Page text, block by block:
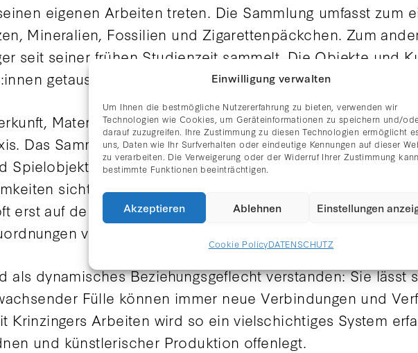
Einwilligung verwalten
Um Ihnen die bestmögliche Nutzererfahrung zu bieten, verwenden wir
Technologien wie Cookies, um Geräteinformationen zu speichern und/
darauf zuzugreifen. Ihre Zustimmung zu diesen Technologien ermöglicht
uns, Daten wie Ihr Surfverhalten oder eindeutige Kennungen auf dieser
zu verarbeiten. Die Verweigerung oder der Widerruf Ihrer Zustimmung kann
bestimmte Funktionen beeinträchtigen.
Akzeptieren Ablehnen Einstellungen
Cookie PolicyDATENSCHUTZ
eigenen Arbeiten treten. Die Sammlung umfasst zum
Mineralien, Fossilien und Zigarettenpäckchen. Zum
seit seiner frühen Studienzeit sammelt. Die Objekte und
getauscht oder waren Geschenke.
Materialität und formaler Verwandtschaft entstehen
Das Sammeln von Kunstwerken und Sammelobjekten
Spielobjekten sichtbar und verweist auf zentrale Aspekte
sichtbar – Ähnliches wird mit Ähnlichem kombiniert.
erst auf den zweiten Blick: Die Grenze zwischen
verschieben sich.
als dynamisches Beziehungsgeflecht verstanden: Sie
Fülle können immer neue Verbindungen und
Krinzingers Arbeiten wird so ein vielschichtiges System
und künstlerischer Produktion offenlegt.